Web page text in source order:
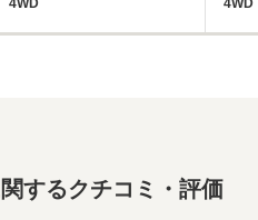
するクチコミ・評価